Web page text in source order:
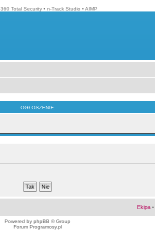
360 Total Security • n-Track Studio • AIMP
OGŁOSZENIE:
Ekipa •
Powered by phpBB © Group
Forum Programosy.pl